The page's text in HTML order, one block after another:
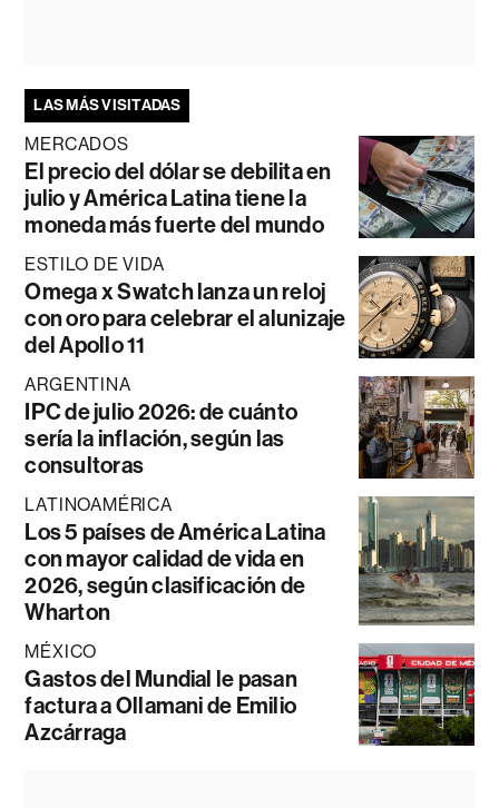
LAS MÁS VISITADAS
MERCADOS
El precio del dólar se debilita en
julio y América Latina tiene la
moneda más fuerte del mundo
ESTILO DE VIDA
Omega x Swatch lanza un reloj
con oro para celebrar el alunizaje
del Apollo 11
ARGENTINA
IPC de julio 2026: de cuánto
sería la inflación, según las
consultoras
LATINOAMÉRICA
Los 5 países de América Latina
con mayor calidad de vida en
2026, según clasificación de
Wharton
MÉXICO
Gastos del Mundial le pasan
factura a Ollamani de Emilio
Azcárraga